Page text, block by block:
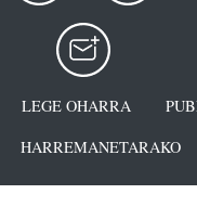
LEGE OHARRA
HARREMANETARAKO